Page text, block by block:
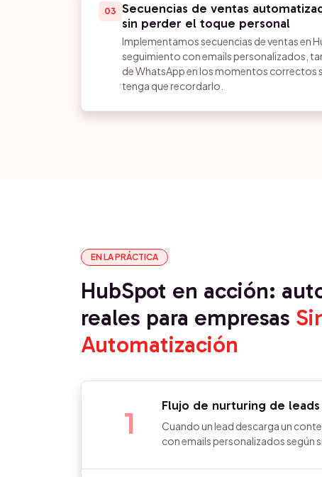
03 Secuencias de ventas
sin perder el toque personal
Implementamos secuencias de ventas en
seguimiento con emails personalizados,
de WhatsApp en los momentos correctos
tenga que recordarlo.
EN LA PRÁCTICA
HubSpot en acción:
reales para empresas
Automatización
1 Flujo de nurturing de
Cuando un lead descarga un
con emails personalizados según